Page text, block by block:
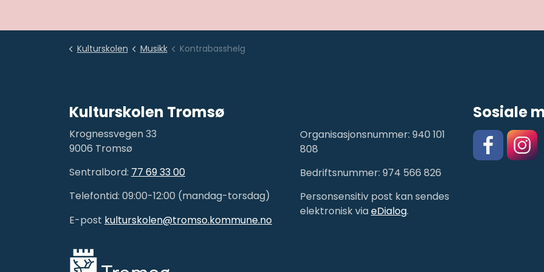
Kulturskolen Musikk Kontrabasshelg
Kulturskolen Tromsø
Krognessvegen 33
9006 Tromsø
Sentralbord: 77 69 33 00
Telefontid: 09:00-12:00 (mandag-torsdag)
E-post kulturskolen@tromso.kommune.no
Organisasjonsnummer: 940 101
808
Bedriftsnummer: 974 566 826
Personsensitiv post kan sendes
elektronisk viaeDialog.
Sosiale